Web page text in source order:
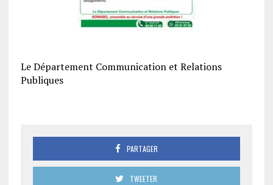
Le Département Communication et Relations
Publiques
PARTAGER
TWEETER